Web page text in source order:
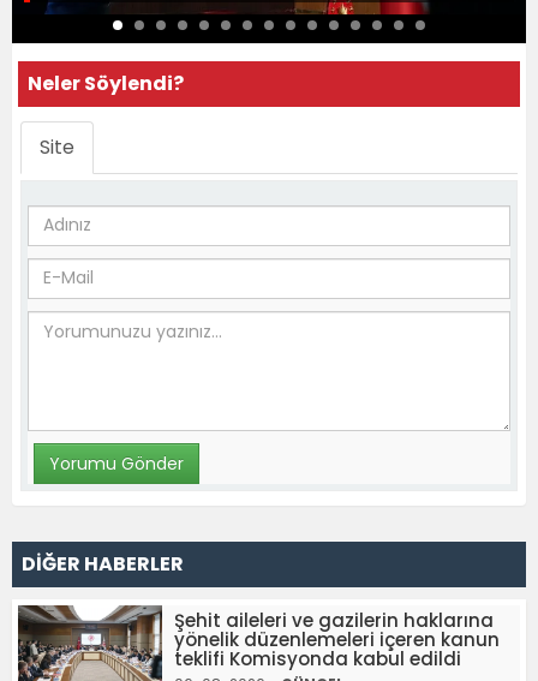
Neler Söylendi?
Site
DİĞER HABERLER
Şehit aileleri ve gazilerin haklarına
yönelik düzenlemeleri içeren kanun
teklifi Komisyonda kabul edildi